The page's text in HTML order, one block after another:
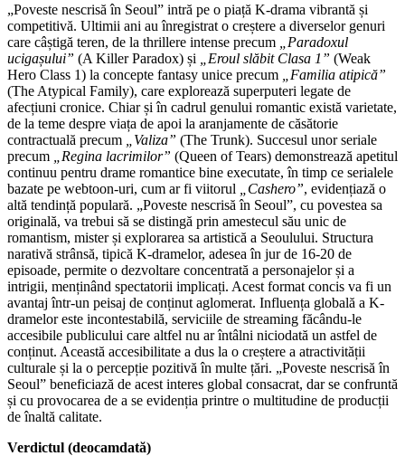
„Poveste nescrisă în Seoul” intră pe o piață K-drama vibrantă și
competitivă. Ultimii ani au înregistrat o creștere a diverselor genuri
care câștigă teren, de la thrillere intense precum
„Paradoxul
ucigașului” (A Killer Paradox) și „Eroul slăbit Clasa 1” (Weak
Hero Class 1) la concepte fantasy unice precum
„Familia atipică”
(The Atypical Family), care explorează superputeri legate de
afecțiuni cronice. Chiar și în cadrul genului romantic există varietate,
de la teme despre viața de apoi la aranjamente de căsătorie
contractuală precum
„Valiza” (The Trunk). Succesul unor seriale
precum
„Regina lacrimilor” (Queen of Tears) demonstrează apetitul
continuu pentru drame romantice bine executate, în timp ce serialele
bazate pe webtoon-uri, cum ar fi viitorul
„Cashero”, evidențiază o
altă tendință populară. „Poveste nescrisă în Seoul”, cu povestea sa
originală, va trebui să se distingă prin amestecul său unic de
romantism, mister și explorarea sa artistică a Seoulului. Structura
narativă strânsă, tipică K-dramelor, adesea în jur de 16-20 de
episoade, permite o dezvoltare concentrată a personajelor și a
intrigii, menținând spectatorii implicați. Acest format concis va fi un
avantaj într-un peisaj de conținut aglomerat. Influența globală a K-
dramelor este incontestabilă, serviciile de streaming făcându-le
accesibile publicului care altfel nu ar întâlni niciodată un astfel de
conținut. Această accesibilitate a dus la o creștere a atractivității
culturale și la o percepție pozitivă în multe țări. „Poveste nescrisă în
Seoul” beneficiază de acest interes global consacrat, dar se confruntă
și cu provocarea de a se evidenția printre o multitudine de producții
de înaltă calitate.
Verdictul (deocamdată)